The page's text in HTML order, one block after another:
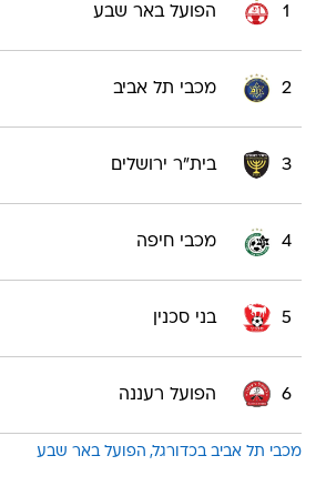
1 הפועל באר שבע
2 מכבי תל אביב
3 בית"ר ירושלים
4 מכבי חיפה
5 בני סכנין
6 הפועל רעננה
מכבי תל אביב בכדורגל הפועל באר שבע